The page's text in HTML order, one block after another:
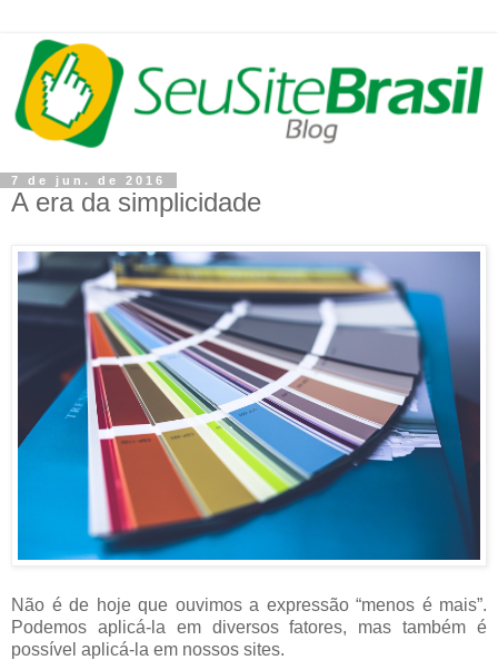
7 de jun. de 2016
A era da simplicidade
Não é de hoje que ouvimos a expressão “menos é mais”.
Podemos aplicá-la em diversos fatores, mas também é
possível aplicá-la em nossos sites.